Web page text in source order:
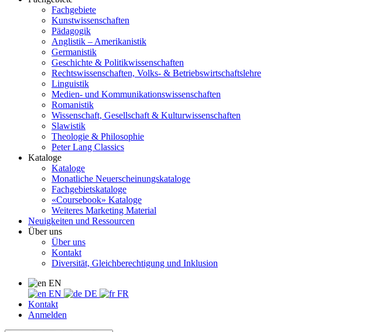
Fachgebiete
Kunstwissenschaften
Pädagogik
Anglistik – Amerikanistik
Germanistik
Geschichte & Politikwissenschaften
Rechtswissenschaften, Volks- & Betriebswirtschaftslehre
Linguistik
Medien- und Kommunikationswissenschaften
Romanistik
Wissenschaft, Gesellschaft & Kulturwissenschaften
Slawistik
Theologie & Philosophie
Peter Lang Classics
Kataloge
Kataloge
Monatliche Neuerscheinungskataloge
Fachgebietskataloge
«Coursebook» Kataloge
Weiteres Marketing Material
Neuigkeiten und Ressourcen
Über uns
Über uns
Kontakt
Diversität, Gleichberechtigung und Inklusion
EN
EN
DE
FR
Kontakt
Anmelden